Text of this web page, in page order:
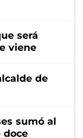
será
viene
de
sumó al
doce